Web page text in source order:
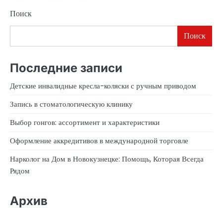
Поиск
Поиск
Последние записи
Детские инвалидные кресла-коляски с ручным приводом
Запись в стоматологическую клинику
Выбор гонгов: ассортимент и характеристики
Оформление аккредитивов в международной торговле
Нарколог на Дом в Новокузнецке: Помощь, Которая Всегда
Рядом
Архив